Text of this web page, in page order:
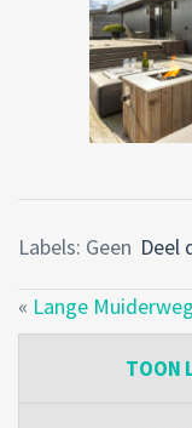
Deel
Labels: Geen
« Lange
TOON